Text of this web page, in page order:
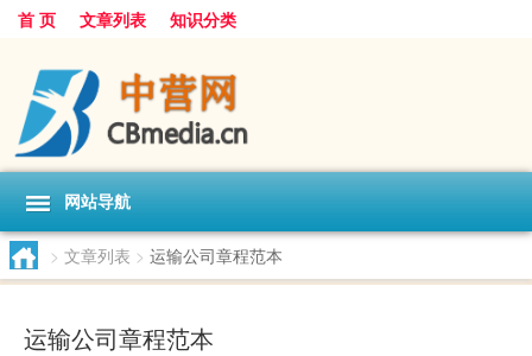
首 页 文章列表 知识分类
网站导航
> 文章列表 > 运输公司章程范本
运输公司章程范本